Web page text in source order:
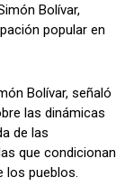
Bolívar,
popular en
Bolívar, señaló
las dinámicas
de las
que condicionan
los pueblos.